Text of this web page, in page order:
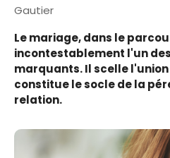
Gautier
Le mariage, dans le
incontestablement l'un
marquants. Il scelle
constitue le socle de la
relation.